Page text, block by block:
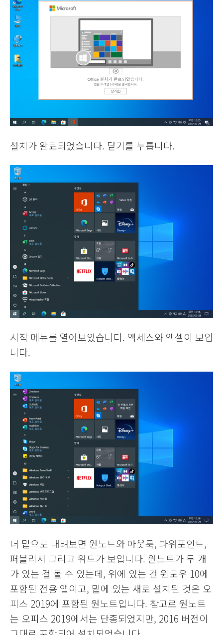
설치가 완료되었습니다. 닫기를 누릅니다.
시작 메뉴를 열어보았습니다. 액세스와 엑셀이 보입
니다.
더 밑으로 내려보면 원노트와 아웃룩, 파워포인트,
퍼블리셔 그리고 워드가 보입니다. 원노트가 두 개
가 있는 걸 볼 수 있는데, 위에 있는 건 윈도우 10에
포함된 전용 앱이고, 밑에 있는 새로 설치된 것은 오
피스 2019에 포함된 원노트입니다. 참고로 원노트
는 오피스 2019에서는 단종되었지만, 2016 버전이